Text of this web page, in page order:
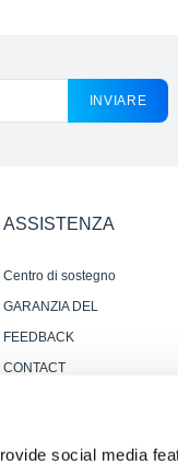
social media
INVIARE
ASSISTENZA
Centro di sostegno
GARANZIA DEL
PRODUTTORE
FEEDBACK
CONTACT